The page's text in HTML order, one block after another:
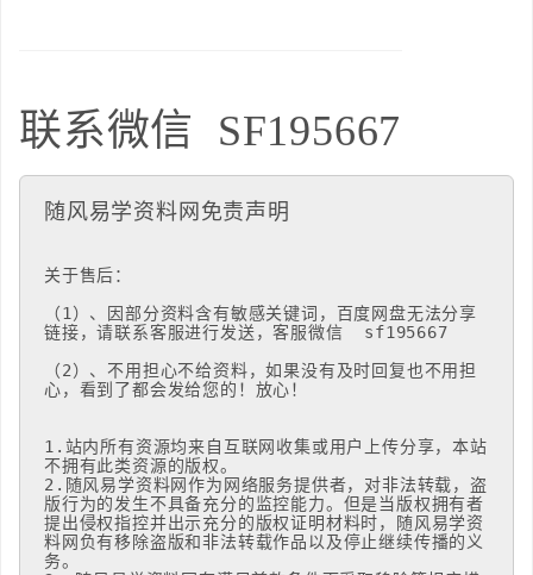
联系微信 SF195667
随风易学资料网免责声明
关于售后：
（1）、因部分资料含有敏感关键词，百度网盘无法分享
链接，请联系客服进行发送，客服微信  sf195667
（2）、不用担心不给资料，如果没有及时回复也不用担
心，看到了都会发给您的！放心！
1.站内所有资源均来自互联网收集或用户上传分享，本站
不拥有此类资源的版权。
2.随风易学资料网作为网络服务提供者，对非法转载，盗
版行为的发生不具备充分的监控能力。但是当版权拥有者
提出侵权指控并出示充分的版权证明材料时，随风易学资
料网负有移除盗版和非法转载作品以及停止继续传播的义
务。